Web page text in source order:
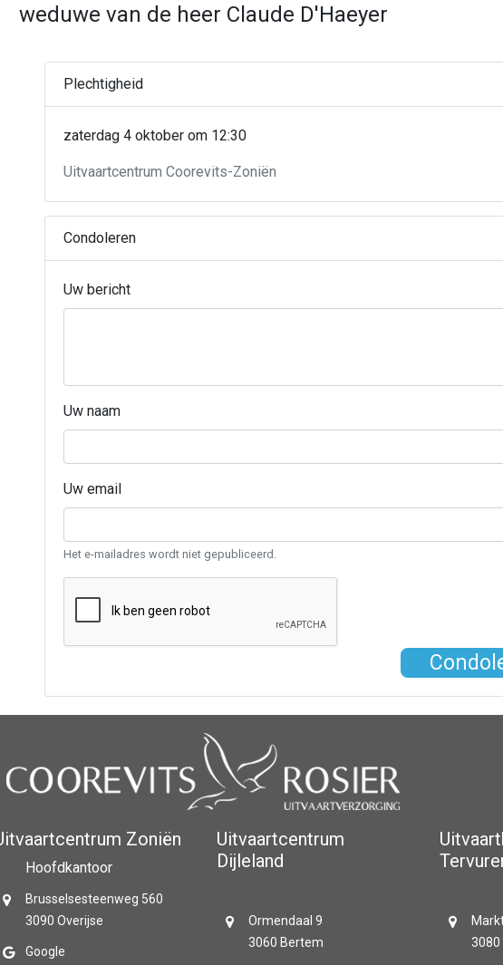
weduwe van de heer Claude D'Haeyer
Plechtigheid
zaterdag 4 oktober om 12:30
Uitvaartcentrum Coorevits-Zoniën
Condoleren
Uw bericht
Uw naam
Uw email
Het e-mailadres wordt niet gepubliceerd.
Zoniën
Hoofdkantoor
Brusselsesteenweg 560
3090 Overijse
Google
Uitvaartcentrum
Dijleland
Ormendaal 9
3060 Bertem
3080